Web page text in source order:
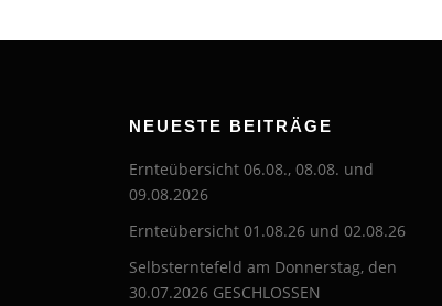
NEUESTE BEITRÄGE
Ernteübersicht 06.08., 08.08. und
09.08.2026
Ernteübersicht 01.08.26 und 02.08.26
Selbsterntefeld am Donnerstag, den
30.07.2026 GESCHLOSSEN